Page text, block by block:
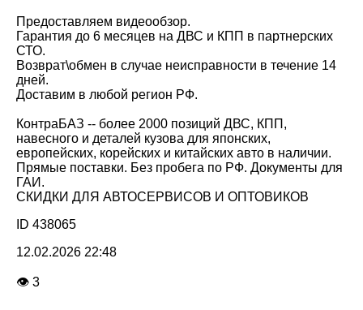
Предоставляем видеообзор.
Гарантия до 6 месяцев на ДВС и КПП в партнерских
СТО.
Возврат\обмен в случае неисправности в течение 14
дней.
Доставим в любой регион РФ.
КонтраБАЗ -- более 2000 позиций ДВС, КПП,
навесного и деталей кузова для японских,
европейских, корейских и китайских авто в наличии.
Прямые поставки. Без пробега по РФ. Документы для
ГАИ.
СКИДКИ ДЛЯ АВТОСЕРВИСОВ И ОПТОВИКОВ
ID 438065
12.02.2026 22:48
👁 3